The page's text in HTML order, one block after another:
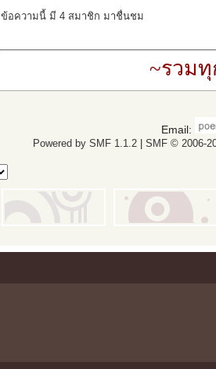
ข้อความนี้ มี 4 สมาชิก มาชื่นชม
~รวมทุ
Email:
Powered by SMF 1.1.2| SMF © 2006-